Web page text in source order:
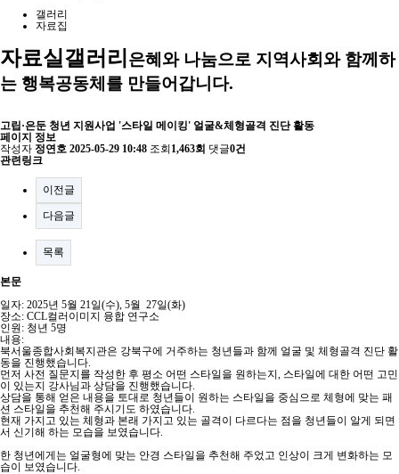
갤러리
자료집
자료실갤러리 은혜와 나눔으로 지역사회와 함께하
는 행복공동체를 만들어갑니다.
고립·은둔 청년 지원사업 '스타일 메이킹' 얼굴&체형골격 진단 활동
페이지 정보
작성자 정연호 2025-05-29 10:48 조회 1,463회 댓글0건
관련링크
이전글
다음글
목록
본문
일자: 2025년 5월 21일(수), 5월 27일(화)
장소: CCL컬러이미지 융합 연구소
인원: 청년 5명
내용:
북서울종합사회복지관은 강북구에 거주하는 청년들과 함께 얼굴 및 체형골격 진단 활
동을 진행했습니다.
먼저 사전 질문지를 작성한 후 평소 어떤 스타일을 원하는지, 스타일에 대한 어떤 고민
이 있는지 강사님과 상담을 진행했습니다.
상담을 통해 얻은 내용을 토대로 청년들이 원하는 스타일을 중심으로 체형에 맞는 패
션 스타일을 추천해 주시기도 하였습니다.
현재 가지고 있는 체형과 본래 가지고 있는 골격이 다르다는 점을 청년들이 알게 되면
서 신기해 하는 모습을 보였습니다.
한 청년에게는 얼굴형에 맞는 안경 스타일을 추천해 주었고 인상이 크게 변화하는 모
습이 보였습니다.